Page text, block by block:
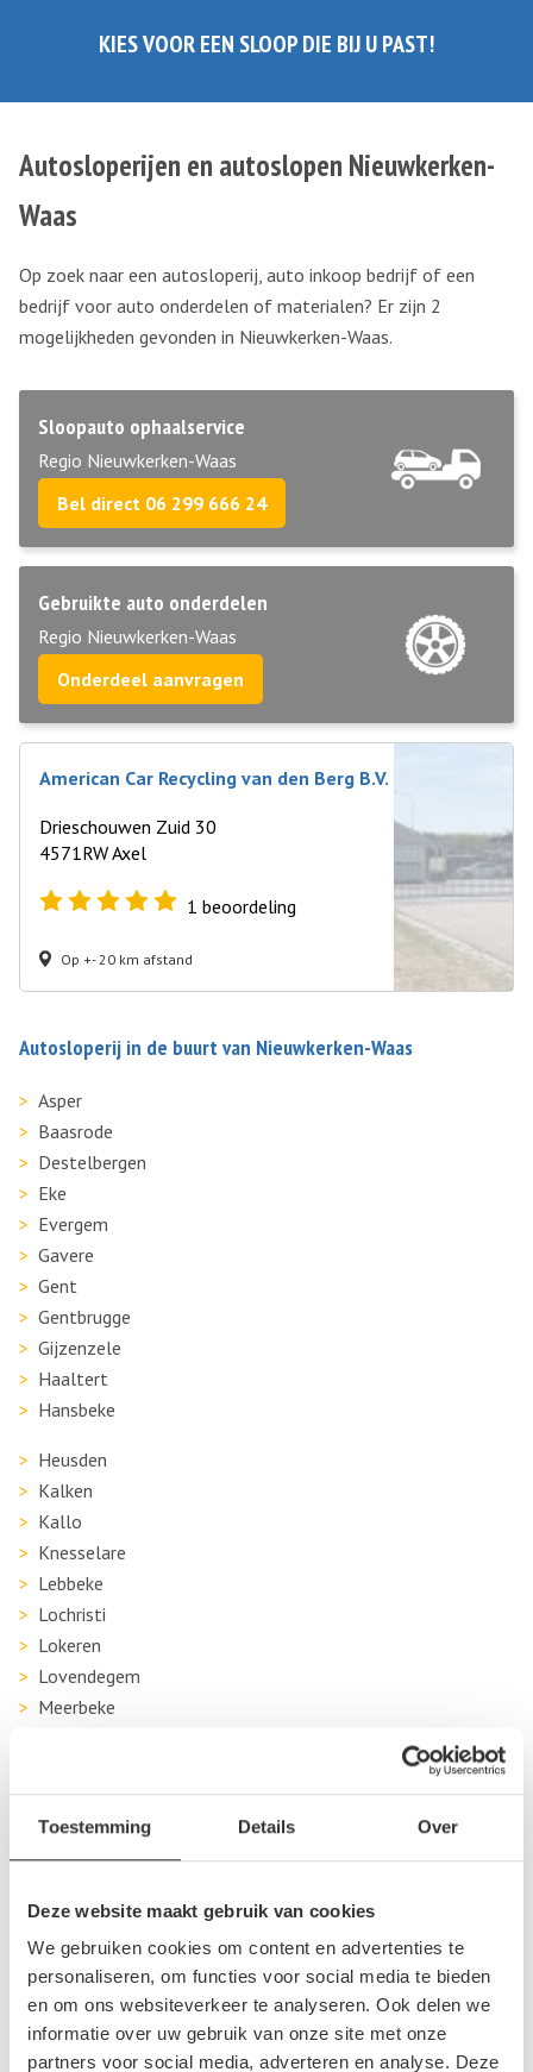
Toestemming Details Over
Deze website maakt gebruik van cookies
We gebruiken cookies om content en advertenties te
personaliseren, om functies voor social media te bieden
en om ons websiteverkeer te analyseren. Ook delen we
informatie over uw gebruik van onze site met onze
partners voor social media, adverteren en analyse. Deze
KIES VOOR EEN SLOOP DIE BIJ U PAST!
Autosloperijen en autoslopen Nieuwkerken-
Waas
Op zoek naar een autosloperij, auto inkoop bedrijf of een
bedrijf voor auto onderdelen of materialen? Er zijn 2
mogelijkheden gevonden in Nieuwkerken-Waas.
Sloopauto ophaalservice
Regio Nieuwkerken-Waas
Bel direct 06 299 666 24
Gebruikte auto onderdelen
Regio Nieuwkerken-Waas
Onderdeel aanvragen
American Car Recycling van den Berg B.V.
Drieschouwen Zuid 30
4571RW Axel
1 beoordeling
Op +- 20 km afstand
Autosloperij in de buurt van Nieuwkerken-Waas
Asper
Baasrode
Destelbergen
Eke
Evergem
Gavere
Gent
Gentbrugge
Gijzenzele
Haaltert
Hansbeke
Heusden
Kalken
Kallo
Knesselare
Lebbeke
Lochristi
Lokeren
Lovendegem
Meerbeke
Nederbrakel
Sint-Lievens-Houtem
Sint-Niklaas
Temse
Wetteren
Wichelen
Zaffelare